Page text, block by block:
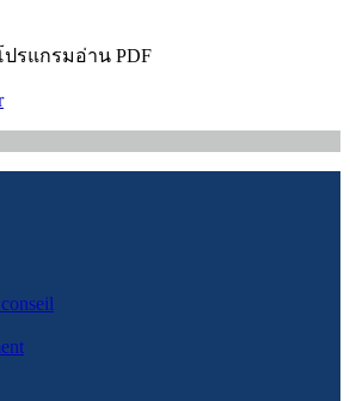
ปรแกรมอ่าน PDF